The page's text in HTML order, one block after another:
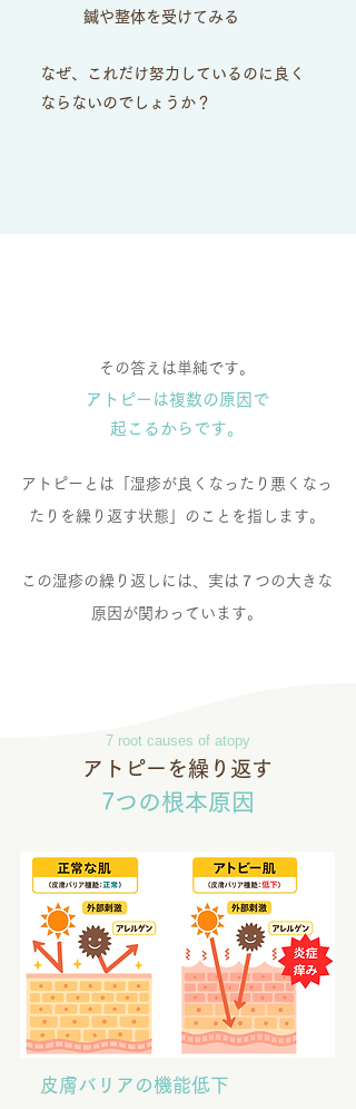
鍼や整体を受けてみる
なぜ、これだけ努力しているのに良く
ならないのでしょうか？
その答えは単純です。
アトピーは複数の原因で
起こるからです。
アトピーとは「湿疹が良くなったり悪くなっ
たりを繰り返す状態」のことを指します。
この湿疹の繰り返しには、実は７つの大きな
原因が関わっています。
7 root causes of atopy
アトピーを繰り返す
7つの根本原因
皮膚バリアの機能低下